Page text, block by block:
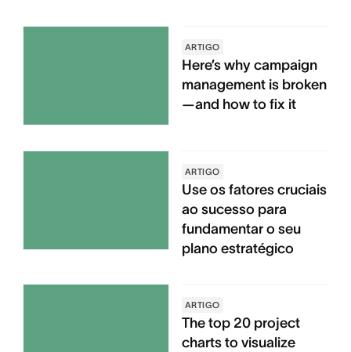
ARTIGO
Here’s why campaign
management is broken
—and how to fix it
ARTIGO
Use os fatores cruciais
ao sucesso para
fundamentar o seu
plano estratégico
ARTIGO
The top 20 project
charts to visualize